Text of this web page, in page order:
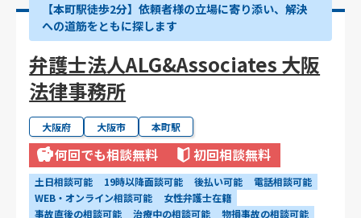
【本町駅徒歩2分】依頼者様の立場に寄り添い、解決
への道筋をともに探します
弁護士法人ALG&Associates 大阪
法律事務所
大阪府 大阪市 本町駅
何回でも相談無料 初回相談無料
土日相談可能 19時以降面談可能 後払い可能
電話相談可能
WEB・オンライン相談可能
女性弁護士在籍
事故直後の相談可能
治療中の相談可能
物損事故の相談可能